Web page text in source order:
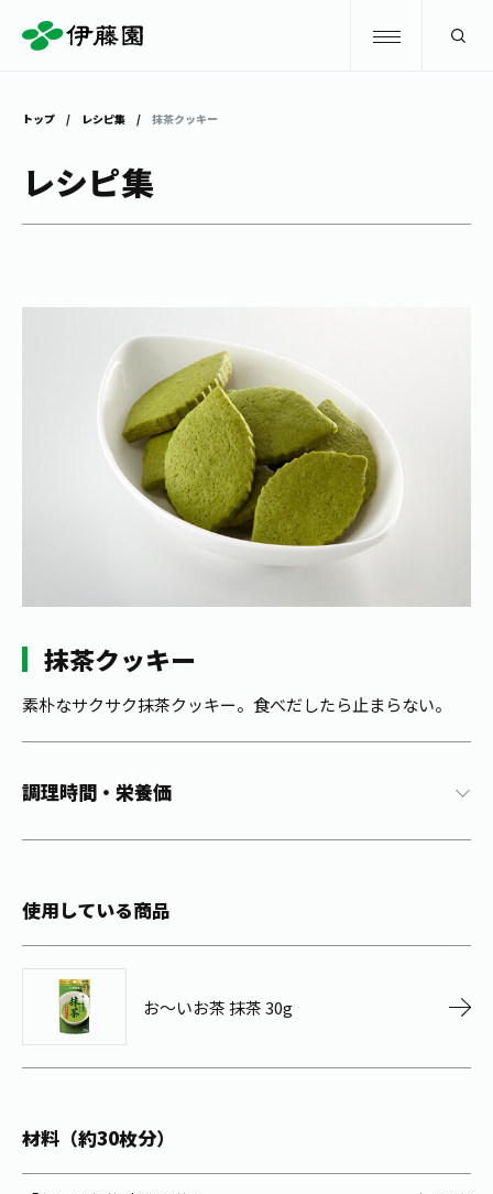
お〜いお茶
健康ミネラルむぎ茶
TULLY'S COFFEE
ブランドから探す
カテゴリーから探す
キーワードから探す
お茶を知る・楽しむ
お茶を知る・楽しむ
お茶を楽しむ
お茶のいれ方
ウェルネスフォーラム
お茶の妖精
体験・イベント
体験・イベント
食育・イベント
未来の桜プロジェクト
茶寮伊藤園
店舗検索
THE ITOEN
健康体
Crazy Jasmine
企業情報 GLOBAL
トップ レシピ集 抹茶クッキー
レシピ集
抹茶クッキー
素朴なサクサク抹茶クッキー。食べだしたら止まらない。
調理時間・栄養価
使用している商品
お～いお茶 抹茶 30g
材料（約30枚分）